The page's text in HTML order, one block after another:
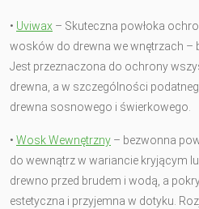
• Uviwax – Skuteczna powłoka
wosków do drewna we wnętrzach –
Jest przeznaczona do ochrony
drewna, a w szczególności
drewna sosnowego i świerkowego.
• Wosk Wewnętrzny – bezwonna
do wewnątrz w wariancie kryjącym
drewno przed brudem i wodą, a
estetyczna i przyjemna w dotyku.